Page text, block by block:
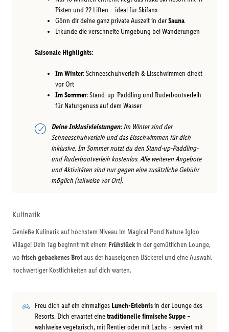
Pisten und 22 Liften – ideal für Skifans
Gönn dir deine ganz private Auszeit in derSauna
Erkunde die verschneite Umgebung bei Wanderungen
Saisonale Highlights:
Im Winter: Schneeschuhverleih & Eisschwimmen direkt
vor Ort
Im Sommer: Stand-up-Paddling und Ruderbootverleih
für Naturgenuss auf dem Wasser
Deine Inklusivleistungen:Im Winter sind der
Schneeschuhverleih und das Eisschwimmen für dich
inklusive. Im Sommer nutzt du den Stand-up-Paddling-
und Ruderbootverleih kostenlos. Alle weiteren Angebote
und Aktivitäten sind nur gegen eine zusätzliche Gebühr
möglich (teilweise vor Ort).
Kulinarik
Genieße Kulinarik auf höchstem Niveau im Magical Pond Nature Igloo
Village! Dein Tag beginnt mit einem Frühstückin der gemütlichen Lounge,
wo frisch gebackenes Brotaus der hauseigenen Bäckerei und eine Auswahl
hochwertiger Köstlichkeiten auf dich warten.
Freu dich auf ein einmaliges Lunch-Erlebnisin der Lounge des
Resorts. Dich erwartet einetraditionelle finnische Suppe–
wahlweise vegetarisch, mit Rentier oder mit Lachs – serviert mit